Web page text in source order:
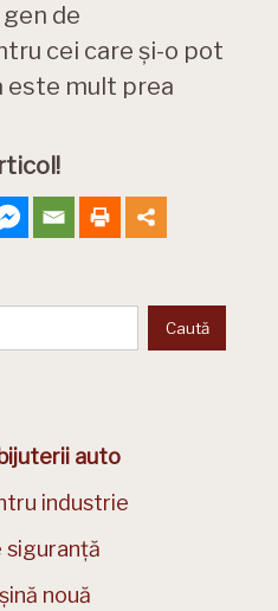
de
cei care și-o pot
este mult prea
auto
industrie
siguranță
nouă